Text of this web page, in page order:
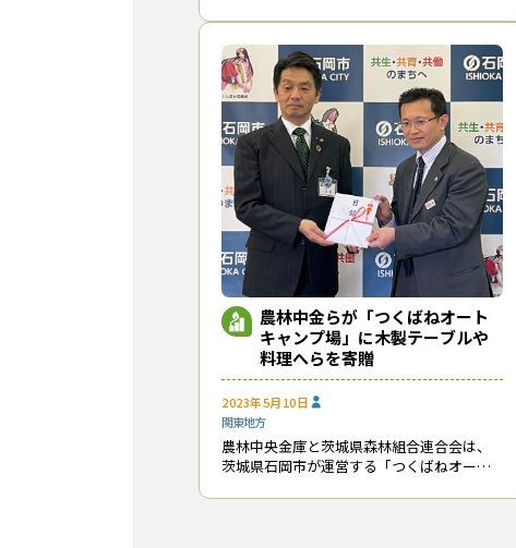
合長）及び農林中央金庫（東京都千代田
「都城地域の
農林中金らが「つくばねオート
キャンプ場」に木製テーブルや
料理へらを寄贈
2023年5月10日
関東地方
農林中央金庫と茨城県森林組合連合会は、
茨城県石岡市が運営する「つくばねオート
テーブル１基、木製ベンチ20基と、国産材